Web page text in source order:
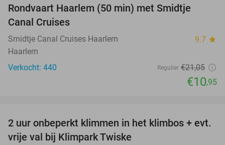
Rondvaart Haarlem (50 min) met Smidtje
Canal Cruises
Smidtje Canal Cruises Haarlem 9.7 star
Haarlem
Verkocht: 440
Regulier €21,05
€10,95
23%
2 uur onbeperkt klimmen in het klimbos + evt.
vrije val bij Klimpark Twiske